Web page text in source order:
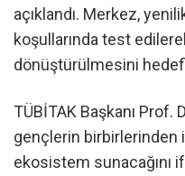
açıklandı. Merkez,
koşullarında test
dönüştürülmesini
TÜBİTAK Başkanı Prof.
gençlerin birbirlerinden
ekosistem sunacağını